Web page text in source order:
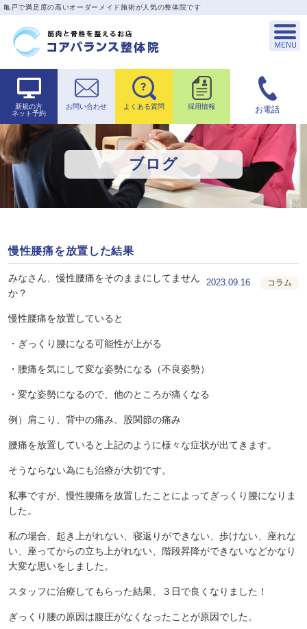
亀戸で満足度の高いオーダーメイド施術が人気の整体院です
新規の方
ネット予約
お問い合わせ よくある質問 採用情報 お電話
ブログ
慢性腰痛を放置した結果
2023.09.16 コラム
みなさん、慢性腰痛をそのままにしてません
か？
慢性腰痛を放置していると
・ぎっくり腰になる可能性が上がる
・腰痛を気にして変な姿勢になる（不良姿勢）
・変な姿勢になるので、他のところが痛くなる
例）肩こり、背中の痛み、股関節の痛み
腰痛を放置していると上記のように様々な症状が出てきます。
そうならない為にも治療が大切です。
私事ですが、慢性腰痛を放置したことによってぎっくり腰になりま
した。
私の場合、起き上がれない、寝返りができない、歩けない、座れな
い、座ってからの立ち上がれない、階段昇降ができないなどかなり
大変な思いをしました。
スタッフに治療してもらった結果、３日で良くなりました！
ぎっくり腰の原因は腹圧がなくなったことが原因でした。